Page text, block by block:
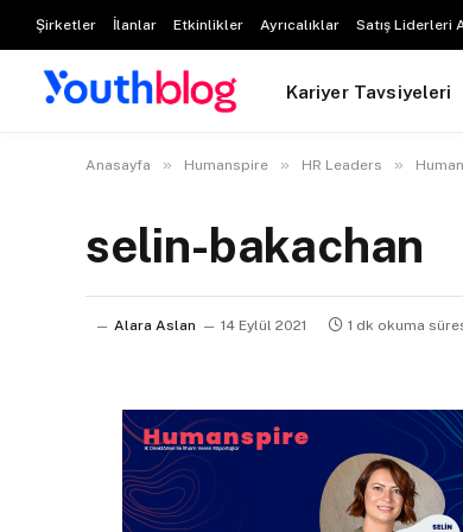
Şirketler İlanlar Etkinlikler Ayrıcalıklar Satış Liderleri
Kariyer Tavsiyeleri
Anasayfa » Humanspire » HR Leaders »
selin-bakachan
Alara Aslan 14 Eylül 2021 1 dk okuma